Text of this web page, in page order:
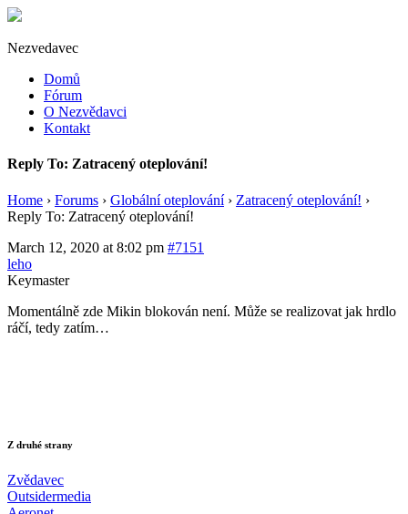
Nezvedavec
Domů
Fórum
O Nezvědavci
Kontakt
Reply To: Zatracený oteplování!
Home › Forums › Globální oteplování › Zatracený oteplování! ›
Reply To: Zatracený oteplování!
March 12, 2020 at 8:02 pm #7151
leho
Keymaster
Momentálně zde Mikin blokován není. Může se realizovat jak hrdlo
ráčí, tedy zatím…
Z druhé strany
Zvědavec
Outsidermedia